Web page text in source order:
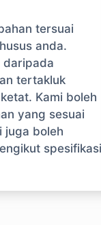
tersuai
anda.
daripada
tertakluk
Kami boleh
yang sesuai
juga boleh
spesifikasi